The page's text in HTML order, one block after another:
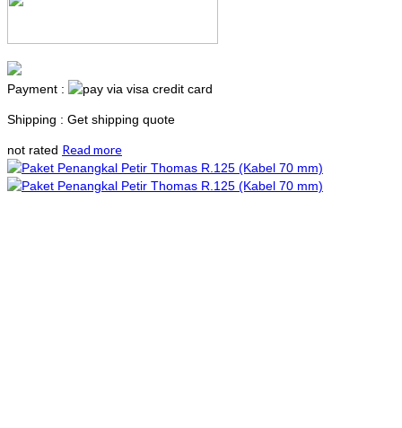
Payment :
Shipping : Get shipping quote
not rated Read more